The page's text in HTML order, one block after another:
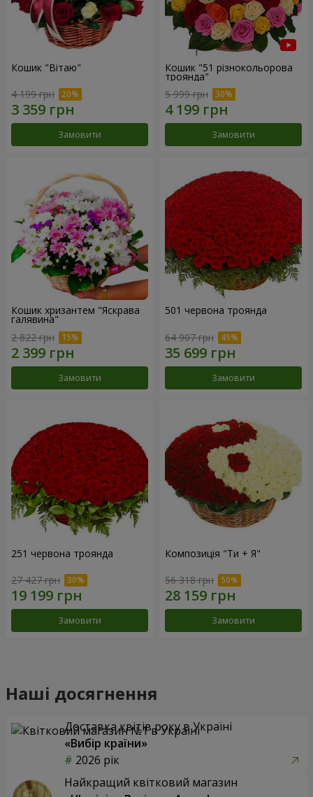
Кошик "Вітаю"
4 199 грн
Замовити
Кошик "51 різнокольорова
троянда"
5 999 грн
Замовити
Кошик хризантем "Яскрава
галявина"
2 822 грн
Замовити
501 червона троянда
64 907 грн
Замовити
251 червона троянда
27 427 грн
Замовити
Композиція "Ти + Я"
56 318 грн
Замовити
Наші досягнення
Доставка квітів року в Україні
«Вибір країни»
2026 рік
Найкращий квітковий магазин